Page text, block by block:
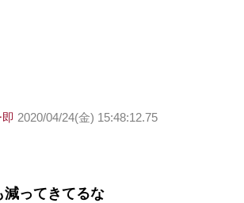
2020/04/24(金) 15:48:12.75
ってきてるな